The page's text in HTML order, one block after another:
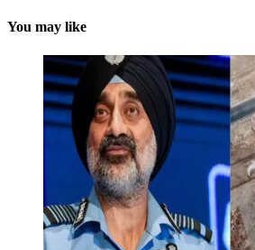
You may like